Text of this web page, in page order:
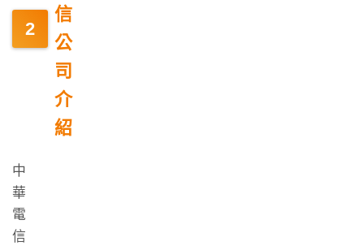
信
公
司
介
紹
中
華
電
信